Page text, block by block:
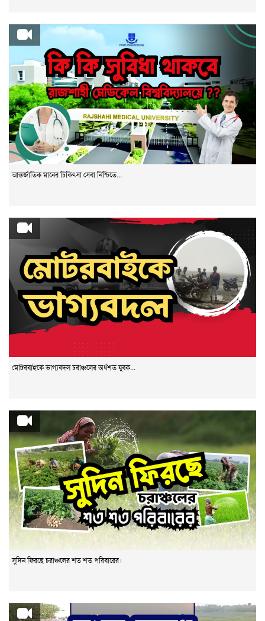
আন্তর্জাতিক মানের চিকিৎসা সেবা নিশ্চিতে...
মোটরবাইকে ভাগ্যবদল চরাঞ্চলের অর্ধশত যুবক...
সুদিন ফিরছে চরাঞ্চলের শত শত পরিবারের।